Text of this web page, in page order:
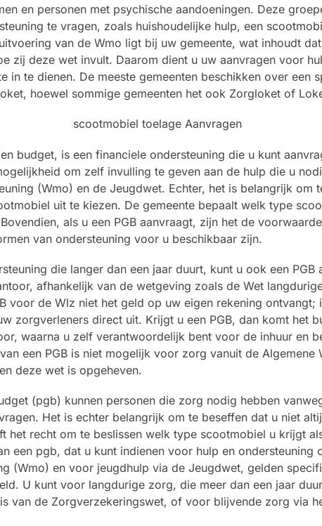
en personen met psychische aandoeningen. Deze
te vragen, zoals huishoudelijke hulp, een
van de Wmo ligt bij uw gemeente, wat inhoudt
zij deze wet invult. Daarom dient u uw aanvragen voor
in te dienen. De meeste gemeenten beschikken over een
hoewel sommige gemeenten het ook Zorgloket of
budget, is een financiele ondersteuning die u kunt
om zelf invulling te geven aan de hulp die u
(Wmo) en de Jeugdwet. Echter, het is belangrijk om
uit te kiezen. De gemeente bepaalt welk type
als u een PGB aanvraagt, zijn het de
van ondersteuning voor u beschikbaar zijn.
die langer dan een jaar duurt, kunt u ook een PGB
afhankelijk van de wetgeving zoals de Wet
voor de Wlz niet het geld op uw eigen rekening ontvangt;
zorgverleners direct uit. Krijgt u een PGB, dan komt het
waarna u zelf verantwoordelijk bent voor de inhuur en
een PGB is niet mogelijk voor zorg vanuit de Algemene
deze wet is opgeheven.
(pgb) kunnen personen die zorg nodig hebben
Het is echter belangrijk om te beseffen dat u niet
het recht om te beslissen welk type scootmobiel u krijgt
een pgb, dat u kunt indienen voor hulp en ondersteuning
(Wmo) en voor jeugdhulp via de Jeugdwet, gelden
U kunt voor langdurige zorg, die meer dan een jaar
van de Zorgverzekeringswet, of voor blijvende zorg via